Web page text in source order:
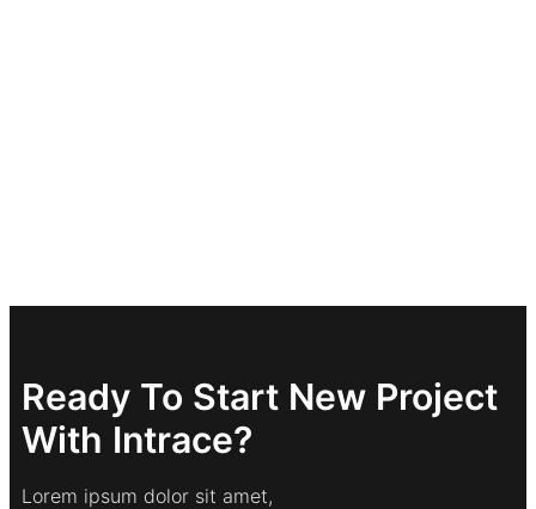
Ready To Start New Project
With Intrace?
Lorem ipsum dolor sit amet,